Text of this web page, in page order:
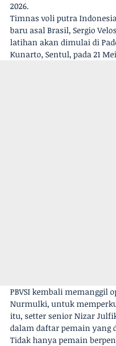
2026.
Timnas voli putra
baru asal Brasil, Sergio
latihan akan dimulai di
Kunarto, Sentul, pada 21
PBVSI kembali memanggil
Nurmulki, untuk
itu, setter senior Nizar
dalam daftar pemain yang
Tidak hanya pemain